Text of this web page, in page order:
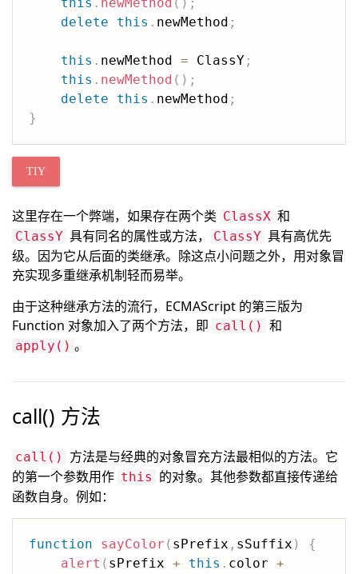
delete
this . newMethod ;
this . newMethod = ClassY ;
this . newMethod ( ) ;
delete
this . newMethod ;
}
TIY
这里存在一个弊端，如果存在两个类 ClassX 和
ClassY 具有同名的属性或方法， ClassY 具有高优先
级。因为它从后面的类继承。除这点小问题之外，用对象冒
充实现多重继承机制轻而易举。
由于这种继承方法的流行，ECMAScript 的第三版为
Function 对象加入了两个方法，即 call() 和
apply() 。
call() 方法
call()
方法是与经典的对象冒充方法最相似的方法。它
的第一个参数用作 this 的对象。其他参数都直接传递给
函数自身。例如：
function sayColor ( sPrefix , sSuffix )
{
alert ( sPrefix + this . color +